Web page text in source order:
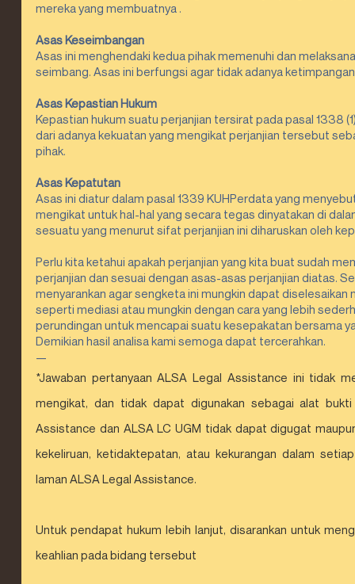
mereka yang membuatnya .
Asas Keseimbangan
Asas ini menghendaki kedua pihak memenuhi dan
seimbang. Asas ini berfungsi agar tidak adanya
Asas Kepastian Hukum
Kepastian hukum suatu perjanjian tersirat pada pasal 1338
dari adanya kekuatan yang mengikat perjanjian tersebut
pihak.
Asas Kepatutan
Asas ini diatur dalam pasal 1339 KUHPerdata yang
mengikat untuk hal-hal yang secara tegas dinyatakan di
sesuatu yang menurut sifat perjanjian ini diharuskan oleh
Perlu kita ketahui apakah perjanjian yang kita buat sudah
perjanjian dan sesuai dengan asas-asas perjanjian diatas.
menyarankan agar sengketa ini mungkin dapat diselesaikan
seperti mediasi atau mungkin dengan cara yang lebih
perundingan untuk mencapai suatu kesepakatan bersama
Demikian hasil analisa kami semoga dapat tercerahkan.
—
*Jawaban pertanyaan ALSA Legal Assistance ini tidak
mengikat, dan tidak dapat digunakan sebagai alat
Assistance dan ALSA LC UGM tidak dapat digugat
kekeliruan, ketidaktepatan, atau kekurangan dalam
laman ALSA Legal Assistance.
Untuk pendapat hukum lebih lanjut, disarankan untuk
keahlian pada bidang tersebut